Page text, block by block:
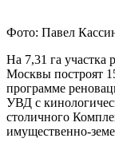
Фото: Павел
На 7,31 га
Москвы построят
программе
УВД с
столичного
имущественно-